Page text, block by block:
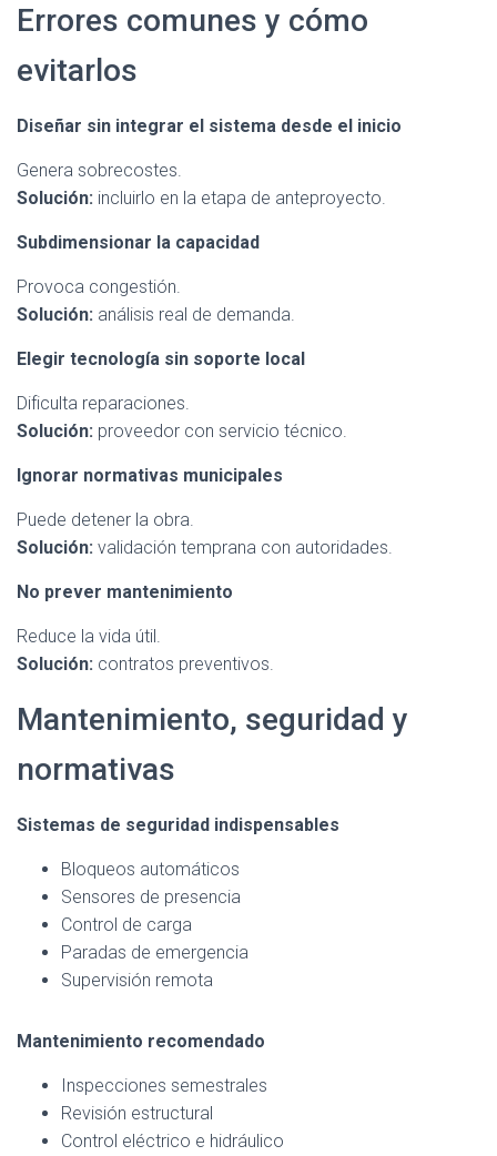
Errores comunes y cómo
evitarlos
Diseñar sin integrar el sistema desde el inicio
Genera sobrecostes.
Solución: incluirlo en la etapa de anteproyecto.
Subdimensionar la capacidad
Provoca congestión.
Solución: análisis real de demanda.
Elegir tecnología sin soporte local
Dificulta reparaciones.
Solución: proveedor con servicio técnico.
Ignorar normativas municipales
Puede detener la obra.
Solución: validación temprana con autoridades.
No prever mantenimiento
Reduce la vida útil.
Solución: contratos preventivos.
Mantenimiento, seguridad y
normativas
Sistemas de seguridad indispensables
Bloqueos automáticos
Sensores de presencia
Control de carga
Paradas de emergencia
Supervisión remota
Mantenimiento recomendado
Inspecciones semestrales
Revisión estructural
Control eléctrico e hidráulico